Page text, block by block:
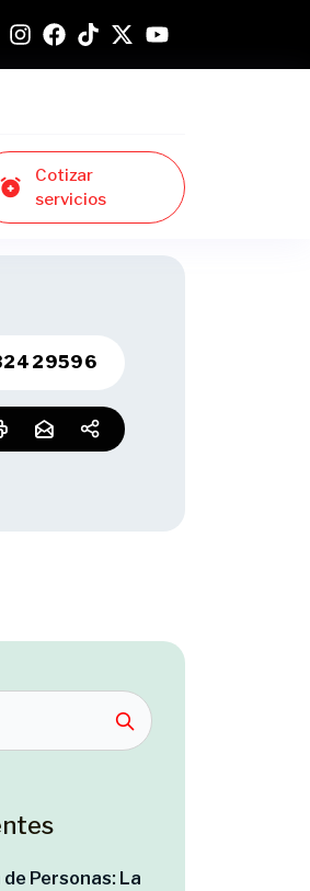
Cotizar
servicios
Personas: La